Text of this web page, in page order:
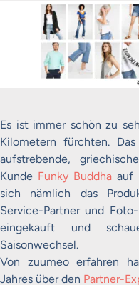
Es ist immer schön zu
Kilometern fürchten.
aufstrebende,
Kunde Funky Buddha auf
sich nämlich das
Service-Partner und
eingekauft und
Saisonwechsel.
Von zuumeo erfahren
Jahres über den Partner-